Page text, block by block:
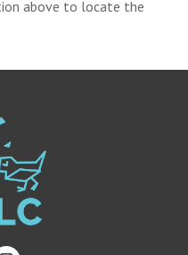
above to locate the